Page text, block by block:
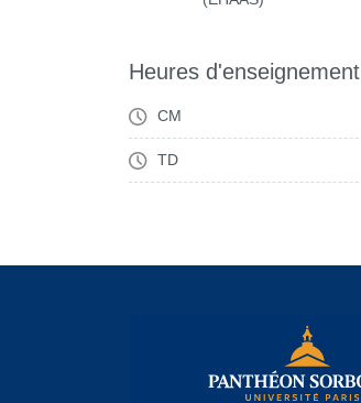
Heures d'enseignement
CM
TD